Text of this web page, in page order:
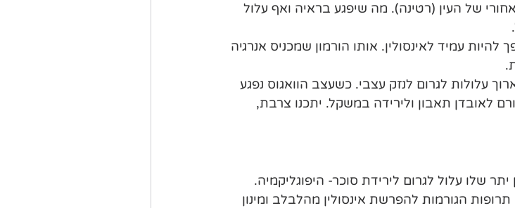
של העין (רטינה). מה שיפגע בראיה ואף עלול
עמיד לאינסולין. אותו הורמון שמכניס אנרגיה
עלולות לגרום לנזק עצבי. כשעצב הוואגוס נפגע
לאובדן תאבון ולירידה במשקל. יתכנו צרבת,
שלו עלול לגרום לירידת סוכר- היפוגליקמיה.
תרופות הגורמות להפרשת אינסולין מהלבלב ומינון